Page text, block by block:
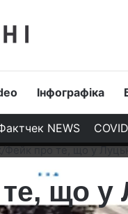
Інфографіка
NEWS
/Фейк про те, що у
що у